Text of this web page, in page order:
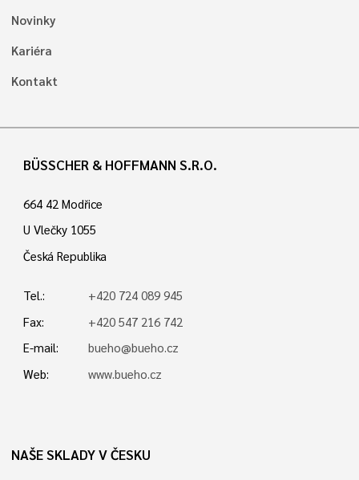
Novinky
Kariéra
Kontakt
BÜSSCHER & HOFFMANN S.R.O.
664 42 Modřice
U Vlečky 1055
Česká Republika
Tel.:
+420 724 089 945
Fax:
+420 547 216 742
E-mail:
bueho@bueho.cz
Web:
www.bueho.cz
NAŠE SKLADY V ČESKU